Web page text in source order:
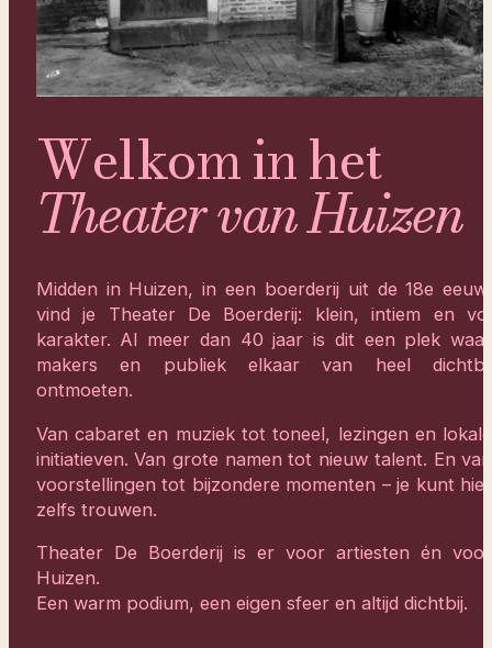
Welkom in het
Theater van Huizen
Midden in Huizen, in een boerderij uit de 18e eeuw,
vind je Theater De Boerderij: klein, intiem en vol
karakter. Al meer dan 40 jaar is dit een plek waar
makers en publiek elkaar van heel dichtbij
ontmoeten.
Van cabaret en muziek tot toneel, lezingen en lokale
initiatieven. Van grote namen tot nieuw talent. En van
voorstellingen tot bijzondere momenten – je kunt hier
zelfs trouwen.
Theater De Boerderij is er voor artiesten én voor
Huizen.
Een warm podium, een eigen sfeer en altijd dichtbij.